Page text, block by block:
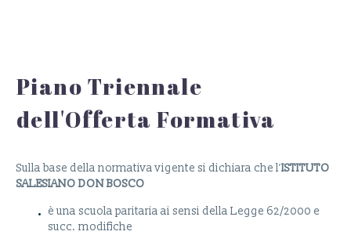
Piano Triennale
dell'Offerta Formativa
Sulla base della normativa vigente si dichiara che l’ISTITUTO
SALESIANO DON BOSCO
è una scuola paritaria ai sensi della Legge 62/2000 e
succ. modifiche